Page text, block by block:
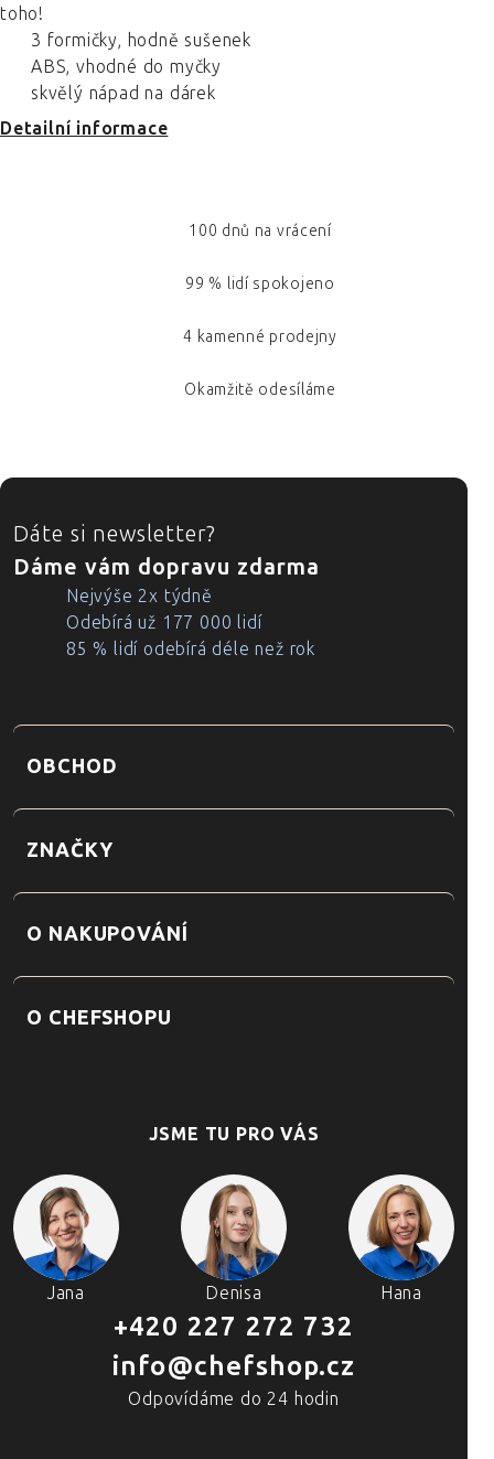
toho!
3 formičky, hodně sušenek
ABS, vhodné do myčky
skvělý nápad na dárek
Detailní informace
100 dnů na vrácení
99 % lidí spokojeno
4 kamenné prodejny
Okamžitě odesíláme
ZÁPATÍ
Dáte si newsletter?
Dáme vám dopravu zdarma
Nejvýše 2x týdně
Odebírá už 177 000 lidí
85 % lidí odebírá déle než rok
OBCHOD
ZNAČKY
O NAKUPOVÁNÍ
O CHEFSHOPU
JSME TU PRO VÁS
Jana Denisa Hana
+420 227 272 732
info@chefshop.cz
Odpovídáme do 24 hodin